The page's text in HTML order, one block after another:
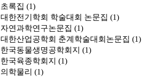
초록집 (1)
대한전기학회 학술대회 논문집 (1)
자연과학연구논문집 (1)
대한산업공학회 춘계학술대회논문집 (1)
한국동물생명공학회지 (1)
한국육종학회지 (1)
의학물리 (1)